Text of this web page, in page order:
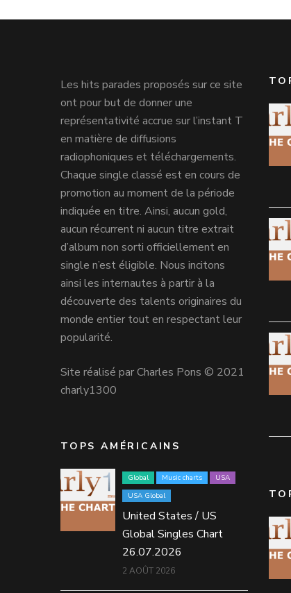
Les hits parades proposés sur ce site
ont pour but de donner une
représentativité accrue sur l’instant T
en matière de diffusions
radiophoniques et téléchargements.
Chaque single classé est en cours de
promotion au moment de la période
indiquée en titre. Ainsi, aucun gold,
aucun récurrent ni aucun titre extrait
d’album non sorti officiellement en
single n’est éligible. Nous incitons
ainsi les internautes à partir à la
découverte des talents originaires du
monde entier tout en respectant leur
popularité.
Site réalisé par Charles Pons © 2021
charly1300
TOPS AMÉRICAINS
Global Music charts
USA
USA Global
United States / US
Global Singles Chart
26.07.2026
2 AOÛT 2026